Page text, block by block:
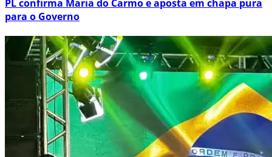
PL confirma Maria do Carmo e aposta em chapa pura
para o Governo